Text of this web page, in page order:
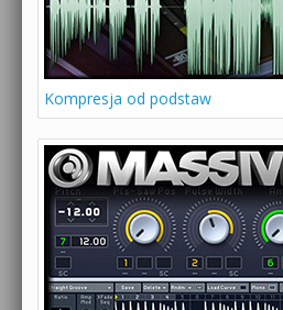
Kompresja od podstaw